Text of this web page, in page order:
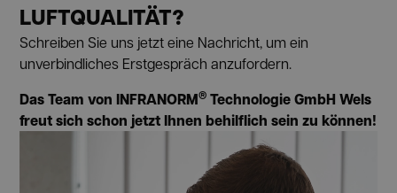
LUFTQUALITÄT?
Schreiben Sie uns jetzt eine Nachricht, um ein
unverbindliches Erstgespräch anzufordern.
Das Team von INFRANORM® Technologie GmbH Wels
freut sich schon jetzt Ihnen behilflich sein zu können!